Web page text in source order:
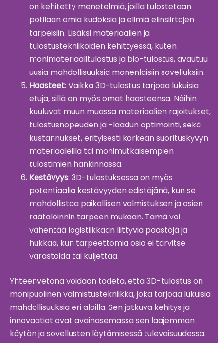
on kehitetty menetelmiä, joilla tulostetaan
potilaan omia kudoksia ja elimiä elinsiirtojen
tarpeisiin. Lisäksi materiaalien ja
tulostustekniikoiden kehittyessä, kuten
monimateriaalitulostus ja bio-tulostus, avautuu
uusia mahdollisuuksia monenlaisiin sovelluksiin.
Haasteet: Vaikka 3D-tulostus tarjoaa lukuisia
etuja, sillä on myös omat haasteensa. Näihin
kuuluvat muun muassa materiaalien rajoitukset,
tulostusnopeuden ja -laadun optimointi, sekä
kustannukset, erityisesti korkean suorituskyvyn
materiaaleilla tai monimutkaisempien
tulostimien hankinnassa.
Kestävyys: 3D-tulostuksessa on myös
potentiaalia kestävyyden edistäjänä, kun se
mahdollistaa paikallisen valmistuksen ja osien
räätälöinnin tarpeen mukaan. Tämä voi
vähentää logistiikkaan liittyviä päästöjä ja
hukkaa, kun tarpeettomia osia ei tarvitse
varastoida tai kuljettaa.
Yhteenvetona voidaan todeta, että 3D-tulostus on
monipuolinen valmistustekniikka, joka tarjoaa lukuisia
mahdollisuuksia eri aloilla. Sen jatkuva kehitys ja
innovaatiot ovat avainasemassa sen laajemman
käytön ja sovellusten löytämisessä tulevaisuudessa.